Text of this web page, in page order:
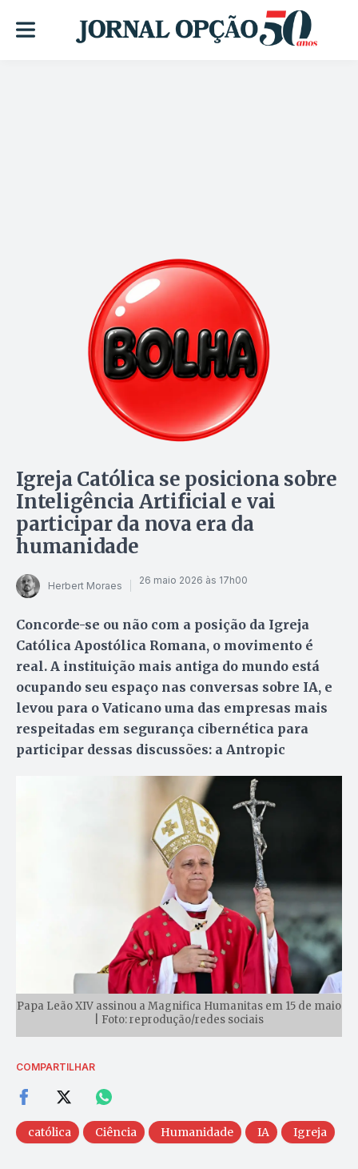
Igreja Católica se posiciona sobre
Inteligência Artificial e vai
participar da nova era da
humanidade
Herbert Moraes 26 maio 2026 às 17h00
Concorde-se ou não com a posição da Igreja
Católica Apostólica Romana, o movimento é
real. A instituição mais antiga do mundo está
ocupando seu espaço nas conversas sobre IA, e
levou para o Vaticano uma das empresas mais
respeitadas em segurança cibernética para
participar dessas discussões: a Antropic
Papa Leão XIV assinou a Magnifica Humanitas em 15 de maio
| Foto: reprodução/redes sociais
COMPARTILHAR
católica Ciência Humanidade IA Igreja